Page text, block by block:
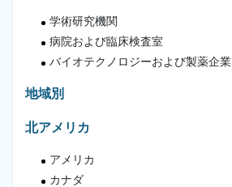
学術研究機関
病院および臨床検査室
バイオテクノロジーおよび製薬企業
地域別
北アメリカ
アメリカ
カナダ